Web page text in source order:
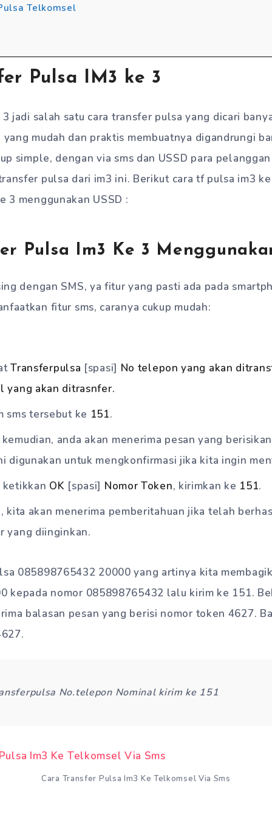
Telkomsel
Pulsa IM3 ke 3
jadi salah satu cara transfer pulsa yang dicari
yang mudah dan praktis membuatnya digandrungi
simple, dengan via sms dan USSD para
pulsa dari im3 ini. Berikut cara tf pulsa im3
3 menggunakan USSD :
Pulsa Im3 Ke 3
dengan SMS, ya fitur yang pasti ada pada
fitur sms, caranya cukup mudah:
Transferpulsa [spasi] No telepon yang akan
yang akan ditrasnfer.
sms tersebut ke 151.
anda akan menerima pesan yang
digunakan untuk mengkonfirmasi jika kita ingin
ketikkan OK [spasi] Nomor Token, kirimkan ke 151.
kita akan menerima pemberitahuan jika telah
yang diinginkan.
085898765432 20000 yang artinya kita
kepada nomor 085898765432 lalu kirim ke 151.
balasan pesan yang berisi nomor token 4627.
No.telepon Nominal kirim ke 151
Cara Transfer Pulsa Im3 Ke Telkomsel Via Sms